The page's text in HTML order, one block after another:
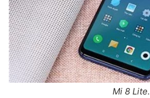
Mi 8 Lite.